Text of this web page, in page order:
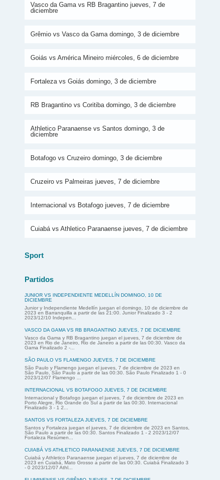
Vasco da Gama vs RB Bragantino jueves, 7 de
diciembre
Grêmio vs Vasco da Gama domingo, 3 de diciembre
Goiás vs América Mineiro miércoles, 6 de diciembre
Fortaleza vs Goiás domingo, 3 de diciembre
RB Bragantino vs Coritiba domingo, 3 de diciembre
Athletico Paranaense vs Santos domingo, 3 de
diciembre
Botafogo vs Cruzeiro domingo, 3 de diciembre
Cruzeiro vs Palmeiras jueves, 7 de diciembre
Internacional vs Botafogo jueves, 7 de diciembre
Cuiabá vs Athletico Paranaense jueves, 7 de diciembre
Sport
Partidos
JUNIOR VS INDEPENDIENTE MEDELLÍN DOMINGO, 10 DE
DICIEMBRE
Junior y Independiente Medellín juegan el domingo, 10 de diciembre de
2023 en Barranquilla a partir de las 21:00. Junior Finalizado 3 - 2
2023/12/10 Indepen...
VASCO DA GAMA VS RB BRAGANTINO JUEVES, 7 DE DICIEMBRE
Vasco da Gama y RB Bragantino juegan el jueves, 7 de diciembre de
2023 en Rio de Janeiro, Rio de Janeiro a partir de las 00:30. Vasco da
Gama Finalizado 2 -...
SÃO PAULO VS FLAMENGO JUEVES, 7 DE DICIEMBRE
São Paulo y Flamengo juegan el jueves, 7 de diciembre de 2023 en
São Paulo, São Paulo a partir de las 00:30. São Paulo Finalizado 1 - 0
2023/12/07 Flamengo ...
INTERNACIONAL VS BOTAFOGO JUEVES, 7 DE DICIEMBRE
Internacional y Botafogo juegan el jueves, 7 de diciembre de 2023 en
Porto Alegre, Rio Grande do Sul a partir de las 00:30. Internacional
Finalizado 3 - 1 2...
SANTOS VS FORTALEZA JUEVES, 7 DE DICIEMBRE
Santos y Fortaleza juegan el jueves, 7 de diciembre de 2023 en Santos,
São Paulo a partir de las 00:30. Santos Finalizado 1 - 2 2023/12/07
Fortaleza Resúmen...
CUIABÁ VS ATHLETICO PARANAENSE JUEVES, 7 DE DICIEMBRE
Cuiabá y Athletico Paranaense juegan el jueves, 7 de diciembre de
2023 en Cuiabá, Mato Grosso a partir de las 00:30. Cuiabá Finalizado 3
- 0 2023/12/07 Athl...